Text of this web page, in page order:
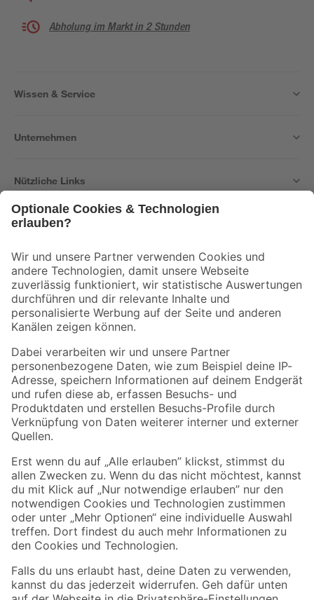
Abholung im Markt in 2 Stunden
Wissen & Service
Unternehmen
Nützliche Links
Der toom Newsletter: Keine Angebote und Aktionen mehr verpassen!
Zur Newsletter Anmeldung
Folge uns
Zahlungsarten Versandarten
Sicher einkaufen
Jetzt die toom-App herunterladen
Alle Preisangaben in EUR inkl. gesetzl. MwSt.. Die dargestellten Angebote sind unter